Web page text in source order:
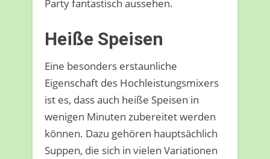
Party fantastisch aussehen.
Heiße Speisen
Eine besonders erstaunliche
Eigenschaft des Hochleistungsmixers
ist es, dass auch heiße Speisen in
wenigen Minuten zubereitet werden
können. Dazu gehören hauptsächlich
Suppen, die sich in vielen Variationen